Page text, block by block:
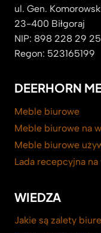
ul. Gen.
23-400 Biłgoraj
NIP: 898 228 29 25
Regon: 523165199
DEERHORN
Meble biurowe
Meble biurowe na
Meble biurowe
Lada recepcyjna
WIEDZA
Jakie są zalety